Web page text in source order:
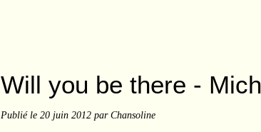
Will you be there -
Publié le 20 juin 2012 par Chansoline